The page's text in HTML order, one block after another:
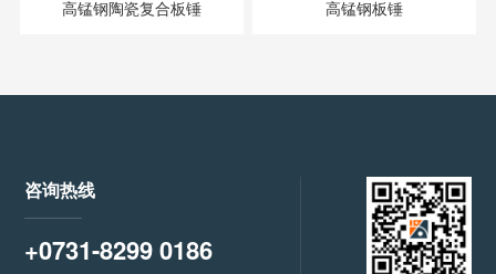
高锰钢陶瓷复合板锤 高锰钢板锤
咨询热线
+0731-8299 0186